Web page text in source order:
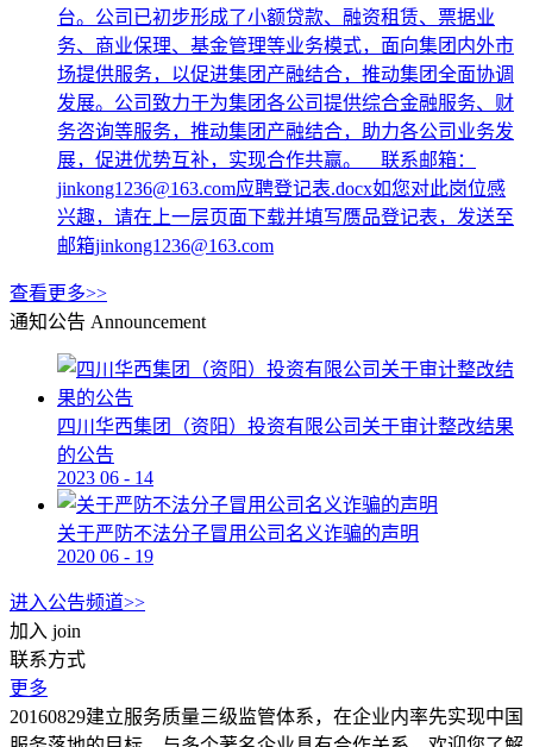
台。公司已初步形成了小额贷款、融资租赁、票据业
务、商业保理、基金管理等业务模式，面向集团内外市
场提供服务，以促进集团产融结合，推动集团全面协调
发展。公司致力于为集团各公司提供综合金融服务、财
务咨询等服务，推动集团产融结合，助力各公司业务发
展，促进优势互补，实现合作共赢。 联系邮箱：
jinkong1236@163.com应聘登记表.docx如您对此岗位感
兴趣，请在上一层页面下载并填写赝品登记表，发送至
邮箱jinkong1236@163.com
查看更多>>
通知公告 Announcement
四川华西集团（资阳）投资有限公司关于审计整改结果
的公告
2023 06 - 14
关于严防不法分子冒用公司名义诈骗的声明
2020 06 - 19
进入公告频道>>
加入 join
联系方式
更多
20160829建立服务质量三级监管体系，在企业内率先实现中国